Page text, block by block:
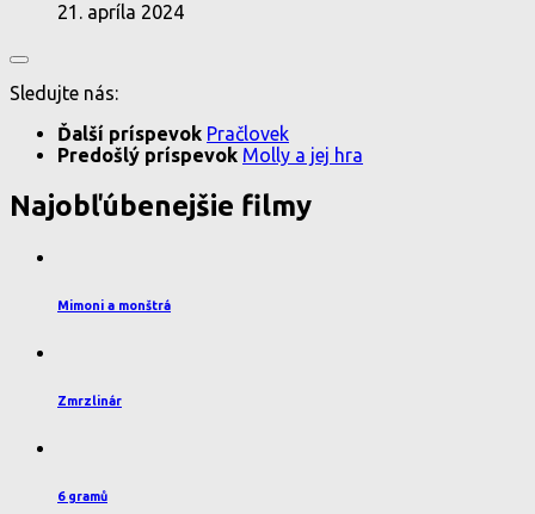
21. apríla 2024
Sledujte nás:
Ďalší príspevok Pračlovek
Predošlý príspevok Molly a jej hra
Najobľúbenejšie filmy
Mimoni a monštrá
Zmrzlinár
6 gramů